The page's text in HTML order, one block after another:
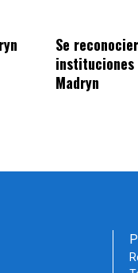
Se
instituciones
Madryn